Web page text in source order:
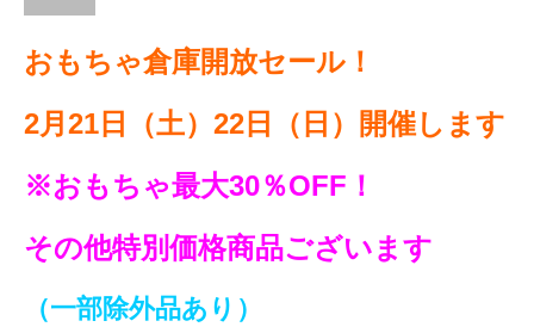
おもちゃ倉庫開放セール！
2月21日（土）22日（日）開催します
※おもちゃ最大30％OFF！
その他特別価格商品ございます
（一部除外品あり）